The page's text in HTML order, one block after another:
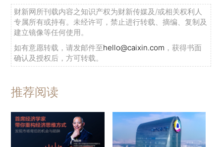
财新网所刊载内容之知识产权为财新传媒及/或相关权利人
专属所有或持有。未经许可，禁止进行转载、摘编、复制及
建立镜像等任何使用。
如有意愿转载，请发邮件至hello@caixin.com ，获得书面
确认及授权后，方可转载。
推荐阅读